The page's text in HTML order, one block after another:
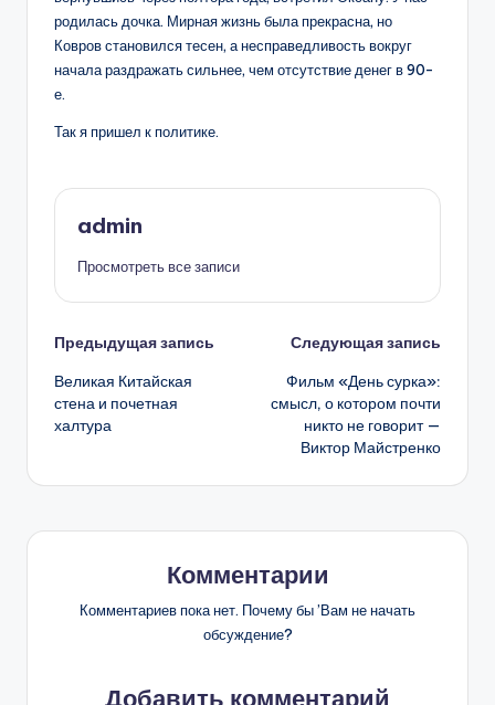
родилась дочка. Мирная жизнь была прекрасна, но
Ковров становился тесен, а несправедливость вокруг
начала раздражать сильнее, чем отсутствие денег в 90-
е.
Так я пришел к политике.
admin
Просмотреть все записи
Навигация
записи
Предыдущая запись
Великая Китайская
стена и почетная
халтура
Следующая запись
Фильм «День сурка»:
смысл, о котором почти
никто не говорит —
Виктор Майстренко
Комментарии
Комментариев пока нет. Почему бы ’Вам не начать
обсуждение?
Добавить комментарий